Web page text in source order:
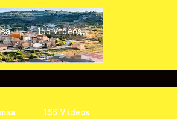
155 Vídeos
155 Vídeos